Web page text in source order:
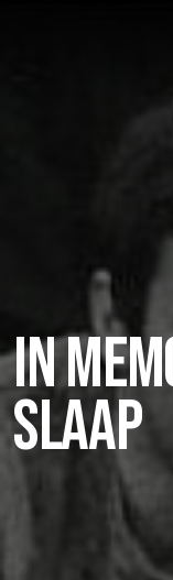
Teams
Senioren
Clubinfo
Sponsoring
IN
SLAAP